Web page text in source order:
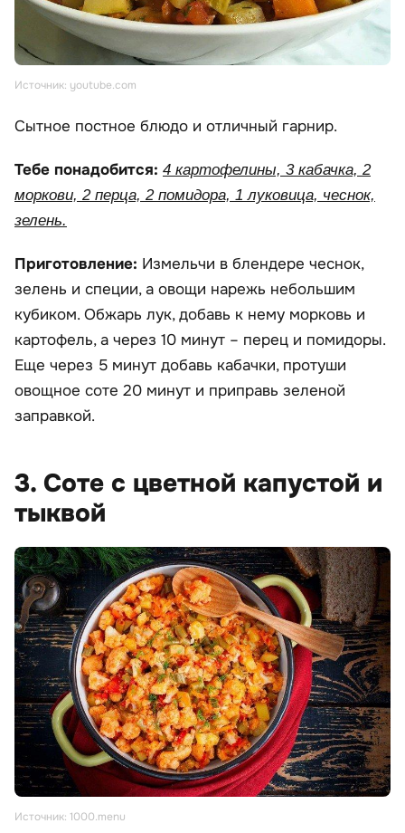
Источник: youtube.com
Сытное постное блюдо и отличный гарнир.
Тебе понадобится: 4 картофелины, 3 кабачка, 2
моркови, 2 перца, 2 помидора, 1 луковица, чеснок,
зелень.
Приготовление: Измельчи в блендере чеснок,
зелень и специи, а овощи нарежь небольшим
кубиком. Обжарь лук, добавь к нему морковь и
картофель, а через 10 минут – перец и помидоры.
Еще через 5 минут добавь кабачки, протуши
овощное соте 20 минут и приправь зеленой
заправкой.
3. Соте с цветной капустой и
тыквой
Источник: 1000.menu